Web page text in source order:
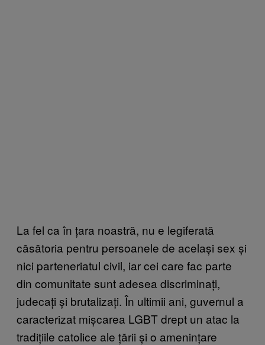
La fel ca în țara noastră, nu e legiferată
căsătoria pentru persoanele de același sex și
nici parteneriatul civil, iar cei care fac parte
din comunitate sunt adesea discriminați,
judecați și brutalizați. În ultimii ani, guvernul a
caracterizat mișcarea LGBT drept un atac la
tradițiile catolice ale țării și o amenințare